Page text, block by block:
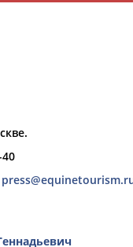
Выберите